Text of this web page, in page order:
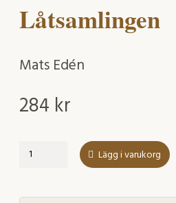
Låtsamlingen
Mats Edén
284 kr
Låtsamlingen
Lägg i varukorg